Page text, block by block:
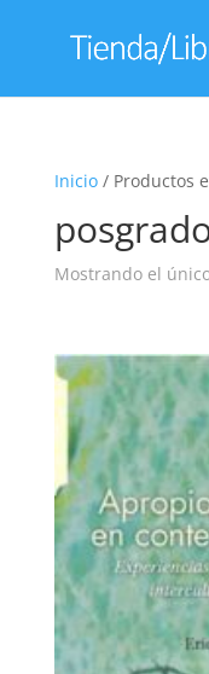
Inicio/ Productos
Mostrando el